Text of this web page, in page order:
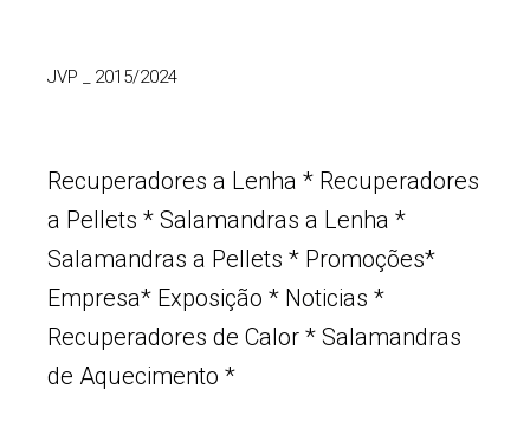
JVP 2015/2024
Recuperadores a Lenha * Recuperadores
a Pellets *Salamandras a Lenha *
Salamandras a Pellets * Promoções*
Empresa* Exposição* Noticias *
Recuperadores de Calor *Salamandras
de Aquecimento *